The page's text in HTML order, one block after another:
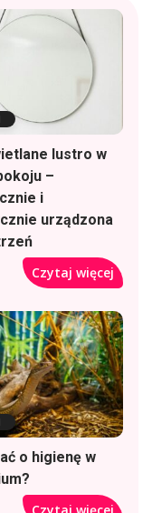
lustro w
–
i
urządzona
Czytaj więcej
o higienę w